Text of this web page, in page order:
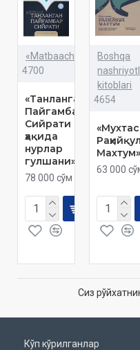
«Matbaachi»
4700
«Танланган
Пайгамбар
Сийрати
ҳақида
нурлар
гулшани»
78 000 сўм
Boshqa
kitoblari
4654
Раҳийқул
Махтум»
63 000
Сиз
Кўп кўрилганлар